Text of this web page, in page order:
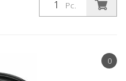
Pc.
0